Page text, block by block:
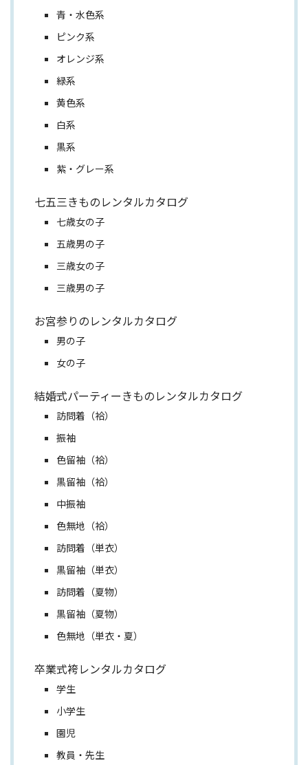
青・水色系
ピンク系
オレンジ系
緑系
黄色系
白系
黒系
紫・グレー系
七五三きものレンタルカタログ
七歳女の子
五歳男の子
三歳女の子
三歳男の子
お宮参りのレンタルカタログ
男の子
女の子
結婚式パーティーきものレンタルカタログ
訪問着（袷）
振袖
色留袖（袷）
黒留袖（袷）
中振袖
色無地（袷）
訪問着（単衣）
黒留袖（単衣）
訪問着（夏物）
黒留袖（夏物）
色無地（単衣・夏）
卒業式袴レンタルカタログ
学生
小学生
園児
教員・先生